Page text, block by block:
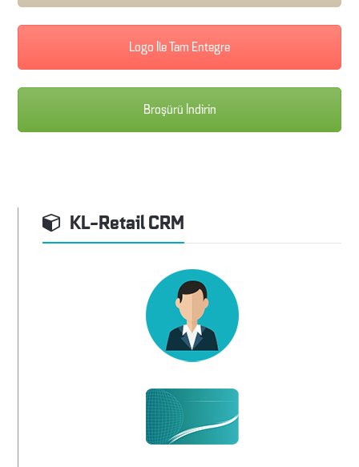
Logo İle Tam Entegre
Broşürü İndirin
KL-Retail CRM